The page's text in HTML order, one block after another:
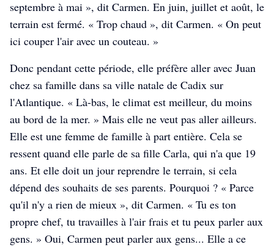
Four-on-tour
Four-on-tour
septembre à mai », dit Carmen. En juin, juillet et août, le
terrain est fermé. « Trop chaud », dit Carmen. « On peut
ici couper l'air avec un couteau. »
Donc pendant cette période, elle préfère aller avec Juan
chez sa famille dans sa ville natale de Cadix sur
l'Atlantique. « Là-bas, le climat est meilleur, du moins
au bord de la mer. » Mais elle ne veut pas aller ailleurs.
Elle est une femme de famille à part entière. Cela se
ressent quand elle parle de sa fille Carla, qui n'a que 19
ans. Et elle doit un jour reprendre le terrain, si cela
dépend des souhaits de ses parents. Pourquoi ? « Parce
qu'il n'y a rien de mieux », dit Carmen. « Tu es ton
propre chef, tu travailles à l'air frais et tu peux parler aux
gens. » Oui, Carmen peut parler aux gens... Elle a ce
Four-on-tour